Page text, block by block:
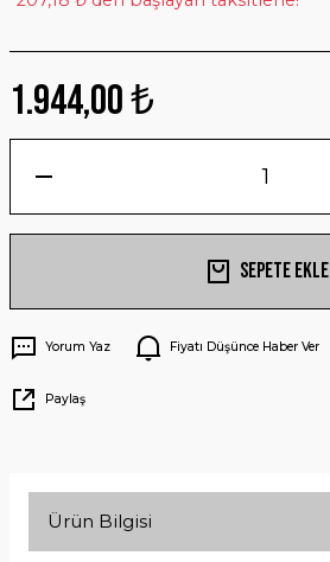
1.944,00 ₺
Sepete Ekle
Yorum Yaz Fiyatı Düşünce Haber Ver
Paylaş
Ürün Bilgisi